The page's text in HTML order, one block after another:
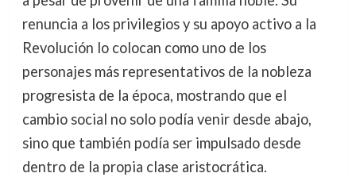
renuncia a los privilegios y su apoyo activo a la
Revolución lo colocan como uno de los
personajes más representativos de la nobleza
progresista de la época, mostrando que el
cambio social no solo podía venir desde abajo,
sino que también podía ser impulsado desde
dentro de la propia clase aristocrática.